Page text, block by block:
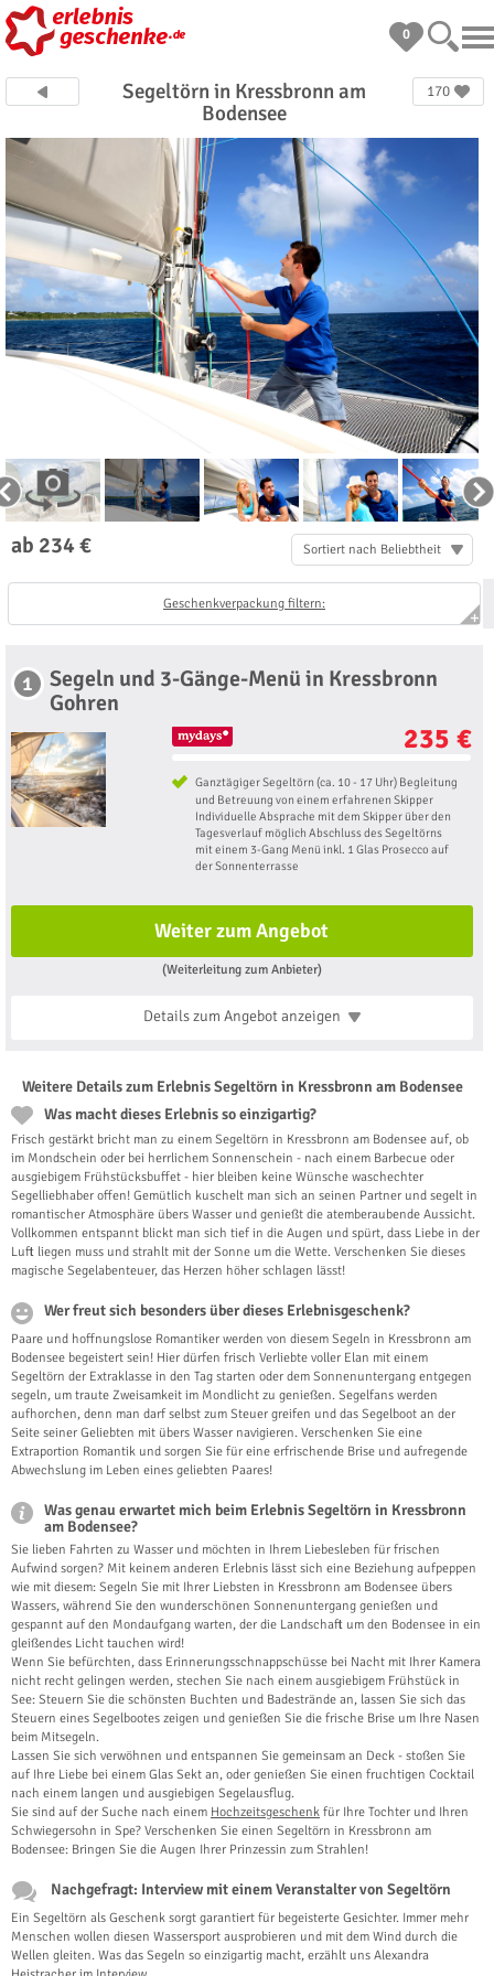
0
Segeltörn in Kressbronn am
Bodensee
170
ab 234 € Sortiert nach Beliebtheit
Geschenkverpackung filtern:
1
Segeln und 3-Gänge-Menü in Kressbronn
Gohren
235 €
Ganztägiger Segeltörn (ca. 10 - 17 Uhr) Begleitung
und Betreuung von einem erfahrenen Skipper
Individuelle Absprache mit dem Skipper über den
Tagesverlauf möglich Abschluss des Segeltörns
mit einem 3-Gang Menü inkl. 1 Glas Prosecco auf
der Sonnenterrasse
Weiter zum Angebot
(Weiterleitung zum Anbieter)
Details zum Angebotanzeigen
Weitere Details zum Erlebnis Segeltörn in Kressbronn am Bodensee
Was macht dieses Erlebnis so einzigartig?
Frisch gestärkt bricht man zu einem Segeltörn in Kressbronn am Bodensee auf, ob
im Mondschein oder bei herrlichem Sonnenschein - nach einem Barbecue oder
ausgiebigem Frühstücksbuffet - hier bleiben keine Wünsche waschechter
Segelliebhaber offen! Gemütlich kuschelt man sich an seinen Partner und segelt in
romantischer Atmosphäre übers Wasser und genießt die atemberaubende Aussicht.
Vollkommen entspannt blickt man sich tief in die Augen und spürt, dass Liebe in der
Luft liegen muss und strahlt mit der Sonne um die Wette. Verschenken Sie dieses
magische Segelabenteuer, das Herzen höher schlagen lässt!
Wer freut sich besonders über dieses Erlebnisgeschenk?
Paare und hoffnungslose Romantiker werden von diesem Segeln in Kressbronn am
Bodensee begeistert sein! Hier dürfen frisch Verliebte voller Elan mit einem
Segeltörn der Extraklasse in den Tag starten oder dem Sonnenuntergang entgegen
segeln, um traute Zweisamkeit im Mondlicht zu genießen. Segelfans werden
aufhorchen, denn man darf selbst zum Steuer greifen und das Segelboot an der
Seite seiner Geliebten mit übers Wasser navigieren. Verschenken Sie eine
Extraportion Romantik und sorgen Sie für eine erfrischende Brise und aufregende
Abwechslung im Leben eines geliebten Paares!
Was genau erwartet mich beim Erlebnis Segeltörn in Kressbronn
am Bodensee?
Sie lieben Fahrten zu Wasser und möchten in Ihrem Liebesleben für frischen
Aufwind sorgen? Mit keinem anderen Erlebnis lässt sich eine Beziehung aufpeppen
wie mit diesem: Segeln Sie mit Ihrer Liebsten in Kressbronn am Bodensee übers
Wassers, während Sie den wunderschönen Sonnenuntergang genießen und
gespannt auf den Mondaufgang warten, der die Landschaft um den Bodensee in ein
gleißendes Licht tauchen wird!
Wenn Sie befürchten, dass Erinnerungsschnappschüsse bei Nacht mit Ihrer Kamera
nicht recht gelingen werden, stechen Sie nach einem ausgiebigem Frühstück in
See: Steuern Sie die schönsten Buchten und Badestrände an, lassen Sie sich das
Steuern eines Segelbootes zeigen und genießen Sie die frische Brise um Ihre Nasen
beim Mitsegeln.
Lassen Sie sich verwöhnen und entspannen Sie gemeinsam an Deck - stoßen Sie
auf Ihre Liebe bei einem Glas Sekt an, oder genießen Sie einen fruchtigen Cocktail
nach einem langen und ausgiebigen Segelausflug.
Sie sind auf der Suche nach einem Hochzeitsgeschenk für Ihre Tochter und Ihren
Schwiegersohn in Spe? Verschenken Sie einen Segeltörn in Kressbronn am
Bodensee: Bringen Sie die Augen Ihrer Prinzessin zum Strahlen!
Nachgefragt: Interview mit einem Veranstalter von Segeltörn
Ein Segeltörn als Geschenk sorgt garantiert für begeisterte Gesichter. Immer mehr
Menschen wollen diesen Wassersport ausprobieren und mit dem Wind durch die
Wellen gleiten. Was das Segeln so einzigartig macht, erzählt uns Alexandra